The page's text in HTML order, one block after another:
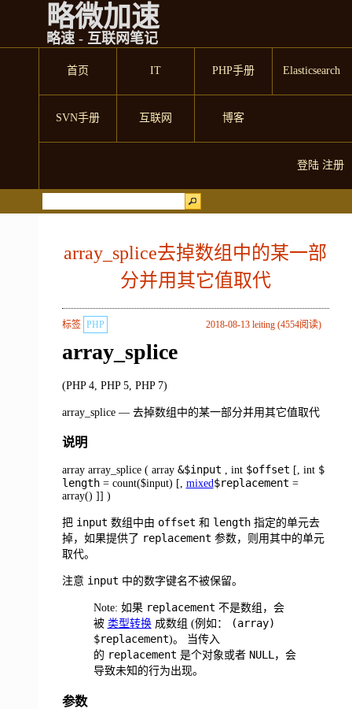
略微加速
略速 - 互联网笔记
首页 IT PHP手册 Elasticsearch
SVN手册 互联网 博客
登陆 注册
array_splice去掉数组中的某一部
分并用其它值取代
2018-08-13 leiting (4554阅读)
标签 PHP
array_splice
(PHP 4, PHP 5, PHP 7)
array_splice — 去掉数组中的某一部分并用其它值取代
说明
array array_splice ( array &$input , int $offset [, int $
length= count($input) [, mixed$replacement =
array() ]] )
把 input 数组中由 offset 和 length指定的单元去
掉，如果提供了 replacement 参数，则用其中的单元
取代。
注意 input 中的数字键名不被保留。
Note: 如果 replacement 不是数组，会
被 类型转换成数组 (例如：
(array)
$replacement)。 当传入
的 replacement 是个对象或者 NULL，会
导致未知的行为出现。
参数